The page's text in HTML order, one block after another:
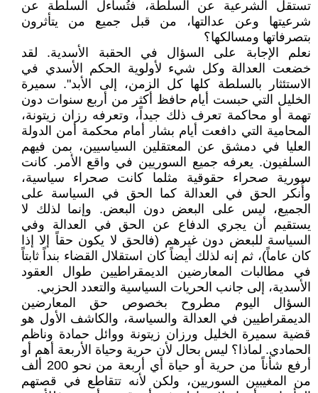
تستقل الشرعية عن السلطة، فتُساءل السلطة عن
شرعيتها وعن عدالتها، من قبل جميع من يتأثرون
بتصرفاتها ومسالكها؟
نعلم الإجابة على السؤال في الحقبة الأسدية. لقد
خضعت العدالة وكل شيء لأولوية الحكم الأسدي في
الاستئثار بالسلطة كلها كل الزمن، إلى الأبد". سميرة
الخليل التي حبست أيام حافظ أكثر من أربع سنوات دون
تهمة أو محاكمة تعرف ذلك جيداً، وتعرفه رزان زيتونة،
المحامية التي دافعت أيام بشار أمام محكمة أمن الدولة
العليا في دمشق عن المعتقلين السياسيين، بمن فيهم
السلفيون. يعرفه جميع السوريين في واقع الأمر. كانت
سورية صحراء حقوقية مثلما كانت صحراء سياسية،
وأُنكر الحق في العدالة كما الحق في السياسة على
الجميع، ليس على البعض دون البعض. وإنما لذلك لا
يستقيم أن يجري الدفاع عن الحق في العدالة وفي
السياسة للبعض دون غيرهم (فالحق لا يكون حقاً إلا إذا
كان عاماً)، ثم إنه لذلك أيضاً كان استقلال القضاء بنداً ثابتاً
في مطالبات المعارضين الديمقراطيين طوال العقود
الأسدية، إلى جانب الحريات السياسية والتعدد الحزبي.
السؤال اليوم مطروح بخصوص حق المعارضين
الديمقراطيين في العدالة والسياسة، والكاشف الأول هو
قضية سميرة الخليل ورزان زيتونة ووائل حمادة وناظم
الحمادي. لماذا؟ ليس بحال لأن حرية وحياة الأربعة أهم أو
أرفع شأناً من حرية أو حياة أي أربعة من نحو 200 ألف
من المغيبين السوريين، ولكن لأنه تتقاطع في قصتهم